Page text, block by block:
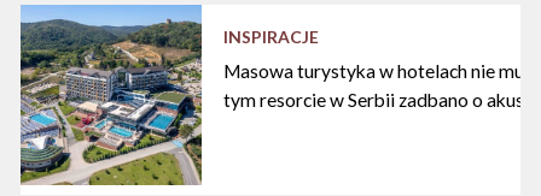
INSPIRACJE
Masowa turystyka w hotelach nie musi
tym resorcie w Serbii zadbano o